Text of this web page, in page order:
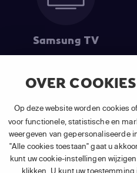
OVER
Op deze website worden cookies
voor functionele, statistische en
weergeven van gepersonaliseerde
"Alle cookies toestaan" gaat u
kunt uw cookie-instellingen
klikken. U kunt uw
Samsung TV
(1) De eerste 30 dagen gratis:
van APP TV
(2) Prijs
(3) Restart & Replayis beschikbaar
van je